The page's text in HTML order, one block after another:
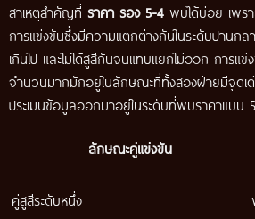
สาเหตุสำคัญที่ ราคา รอง 5-4 พบได้บ่อย เพร
การแข่งขันซึ่งมีความแตกต่างกันในระดับปานกล
เกินไป และไม่ได้สูสีกันจนแทบแยกไม่ออก การแ
จำนวนมากมักอยู่ในลักษณะที่ทั้งสองฝ่ายมีจุดเ
ประเมินข้อมูลออกมาอยู่ในระดับที่พบราคาแบบ
ลักษณะคู่แข่งขัน
คู่สูสีระดับหนึ่ง